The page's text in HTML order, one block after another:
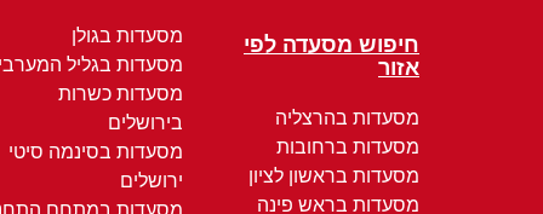
חיפוש מסעדה לפי
אזור
מסעדות בהרצליה
מסעדות ברחובות
מסעדות בראשון לציון
מסעדות בראש פינה
מסעדות בגולן
מסעדות בגליל
מסעדות כשרות
בירושלים
מסעדות בסינמה סיטי
ירושלים
מסעדות במתחם